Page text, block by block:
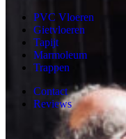
PVC Vloeren
Gietvloeren
Tapijt
Marmoleum
Trappen
Contact
Reviews